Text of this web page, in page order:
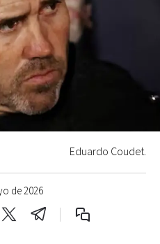
de 2026
Eduardo Coudet.